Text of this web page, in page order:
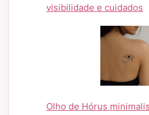
visibilidade e cuidados
Olho de Hórus